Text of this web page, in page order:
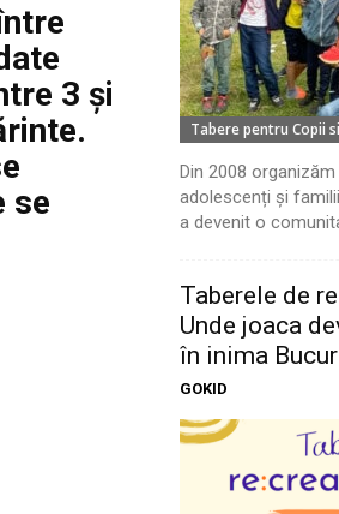
3 și
se
Tabere pentru Copii
Din 2008
adolescenți și
a devenit o
Taberele de
Unde joaca
în inima
GOKID